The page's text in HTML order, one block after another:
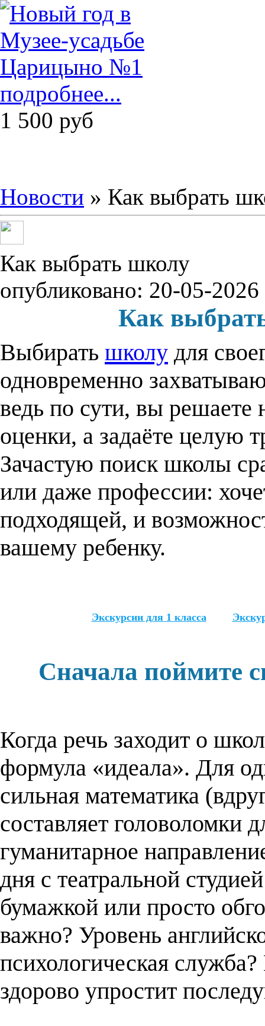
подробнее...
1 500 руб
Новости » Как выбрать
Как выбрать школу
опубликовано: 20-05-2026
Как
Выбирать школу для
одновременно
ведь по сути, вы решаете
оценки, а задаёте целую
Зачастую поиск школы
или даже профессии:
подходящей, и
вашему ребенку.
Экскурсии для 1 класса
Сначала поймите
Когда речь заходит о
формула «идеала». Для
сильная математика
составляет головоломки
гуманитарное
дня с театральной
бумажкой или просто
важно? Уровень
психологическая
здорово упростит